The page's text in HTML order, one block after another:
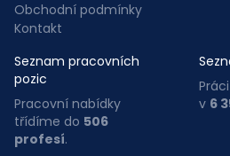
Obchodní podmínky
Kontakt
Seznam pracovních
pozic
Pracovní nabídky
třídíme do 506
profesí.
v 6